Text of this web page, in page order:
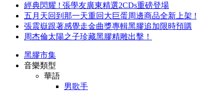
經典閃耀 ! 張學友廣東精選2CDs重磅登場
五月天回到那一天重回大巨蛋周邊商品全新上架 !
張震嶽跟著感覺走金曲獎專輯黑膠追加限時預購
周杰倫太陽之子珍藏黑膠精雕出擊！
黑膠市集
音樂類型
華語
男歌手